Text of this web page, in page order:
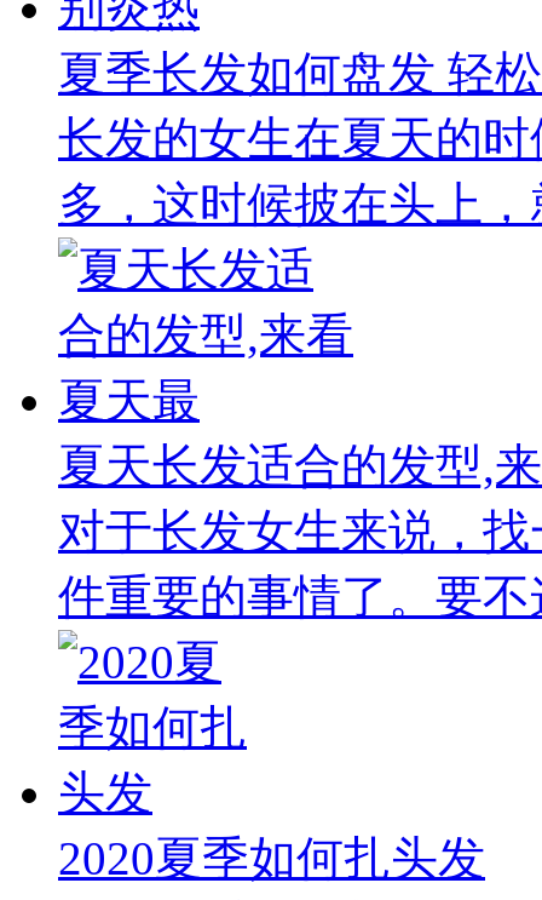
夏季长发如何盘发 轻
长发的女生在夏天的
多，这时候披在头上
夏天长发适合的发型,
对于长发女生来说，
件重要的事情了。要
2020夏季如何扎头发